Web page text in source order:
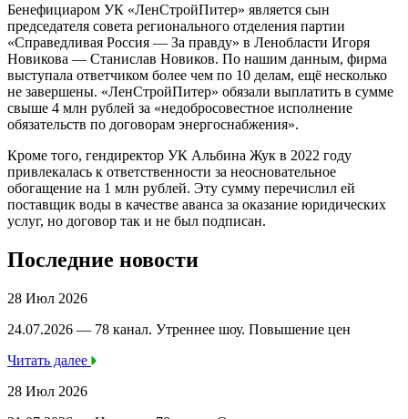
Бенефициаром УК «ЛенСтройПитер» является сын
председателя совета регионального отделения партии
«Справедливая Россия — За правду» в Ленобласти Игоря
Новикова — Станислав Новиков. По нашим данным, фирма
выступала ответчиком более чем по 10 делам, ещё несколько
не завершены. «ЛенСтройПитер» обязали выплатить в сумме
свыше 4 млн рублей за «недобросовестное исполнение
обязательств по договорам энергоснабжения».
Кроме того, гендиректор УК Альбина Жук в 2022 году
привлекалась к ответственности за неосновательное
обогащение на 1 млн рублей. Эту сумму перечислил ей
поставщик воды в качестве аванса за оказание юридических
услуг, но договор так и не был подписан.
Последние новости
28 Июл 2026
24.07.2026 — 78 канал. Утреннее шоу. Повышение цен
Читать далее
28 Июл 2026